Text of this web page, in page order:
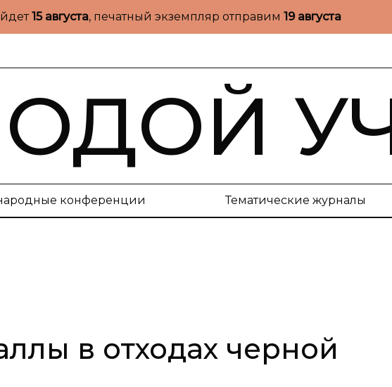
15 августа, печатный экземпляр отправим 19 августа
конференции Тематические журналы
в отходах черной